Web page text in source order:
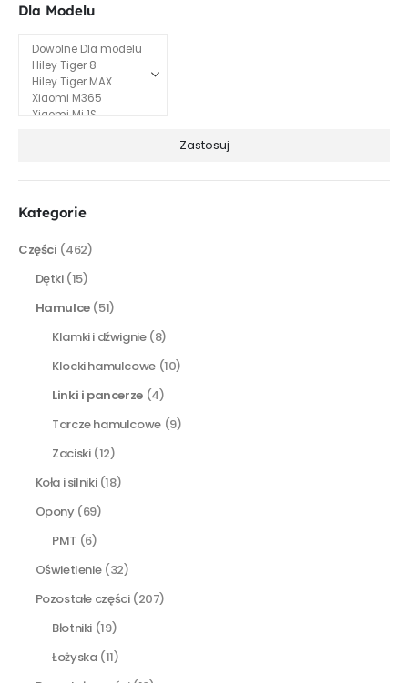
Dla Modelu
Zastosuj
Kategorie
Części (462)
Dętki (15)
Hamulce (51)
Klamki i dźwignie (8)
Klocki hamulcowe (10)
Linki i pancerze (4)
Tarcze hamulcowe (9)
Zaciski (12)
Koła i silniki (18)
Opony (69)
PMT (6)
Oświetlenie (32)
Pozostałe części (207)
Błotniki (19)
Łożyska (11)